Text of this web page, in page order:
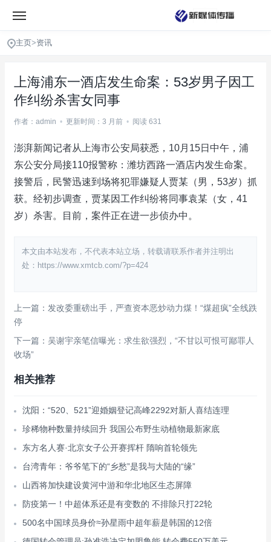
主页>资讯
上海浦东一酒店发生命案：53岁男子因工
作纠纷杀害女同事
作者：admin • 更新时间：3 月前 • 阅读 631
澎湃新闻记者从上海市公安局获悉，10月15日中午，浦
东公安分局接110报警称：潍坊西路一酒店内发生命案。
接警后，民警迅速到场将犯罪嫌疑人贾某（男，53岁）抓
获。经初步调查，贾某因工作纠纷将同事袁某（女，41
岁）杀害。目前，案件正在进一步侦办中。
本文由本站发布，不代表本站立场，转载请联系作者并注明出
处：https://www.xmtcb.com/?p=424
上一篇：发改委重磅出手，严查资本恶炒动力煤！“煤超疯”全线跌
停
下一篇：吴谢宇亲笔信曝光：求生欲强烈，“不甘以可恨可鄙罪人
收场”
相关推荐
沈阳：“520、521”迎婚姻登记高峰2292对新人喜结连理
珍稀物种数量持续回升 我国公布野生动植物最新家底
东方名人赛·北京女子公开赛挥杆 隋响首轮领先
台湾青年：爷爷笔下的“乡愁”是我与大陆的“缘”
山西将加快建设黄河中游和华北地区生态屏障
防疫第一！中超体系还是有变数的 不排除只打22轮
500名中国球员身价≈孙星雨中超年薪是韩国的12倍